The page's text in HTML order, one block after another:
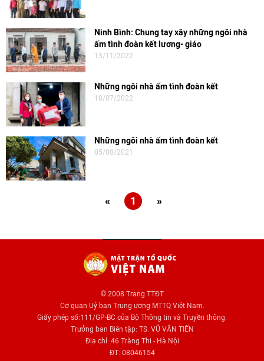
Ninh Bình: Chung tay xây những ngôi nhà
ấm tình đoàn kết lương- giáo
13/11/2022
Những ngôi nhà ấm tình đoàn kết
18/07/2022
Những ngôi nhà ấm tình đoàn kết
05/08/2021
« 1 »
© 2008 Trang TTĐT
Cơ quan Uỷ ban Trung ương MTTQ Việt Nam.
Giấy phép số:111/GP-BC của Bộ Thông tin và Truyền thông.
Trưởng ban Biên tập: TS. VŨ VĂN TIẾN
Địa chỉ: 46 Tràng Thi - Hà Nội
ĐT: 08046154